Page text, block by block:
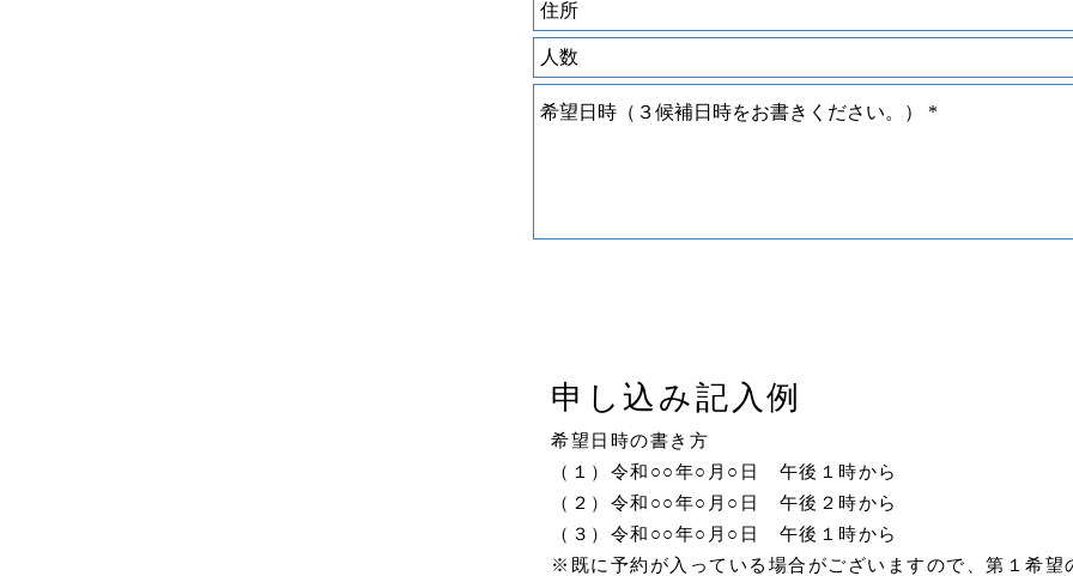
申し込み記入例
希望日時の書き方
（１）令和○○年○月○日 午後１時から
（２）令和○○年○月○日 午後２時から
（３）令和○○年○月○日 午後１時から
※既に予約が入っている場合がございますので、第１希望